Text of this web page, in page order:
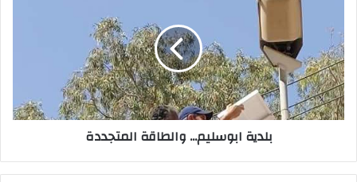
بلدية ابوسليم... والطاقة المتجددة